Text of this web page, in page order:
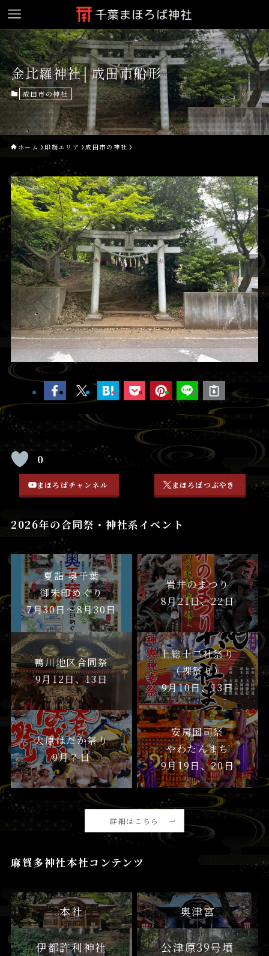
金比羅神社│成田市船形
成田市の神社
ホーム 印旛エリア 成田市の神社
0
まほろばチャンネル まほろばつぶやき
2026年の合同祭・神社系イベント
夏詣 奥千葉
御朱印めぐり
7月30日〜8月30日
岩井のまつり
8月21日、22日
鴨川地区合同祭
9月12日、13日
上総十二社祭り
（裸祭り）
9月10日、13日
大原はだか祭り
9月？日
安房国司祭
やわたんまち
9月19日、20日
詳細はこちら
麻賀多神社本社コンテンツ
本社 奥津宮
伊都許利神社 公津原39号墳